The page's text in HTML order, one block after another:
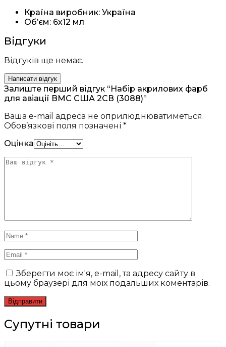
Країна виробник: Україна
Об’єм: 6х12 мл
Відгуки
Відгуків ще немає.
Написати відгук
Залиште перший відгук “Набір акрилових фарб
для авіації ВМС США 2СВ (3088)”
Ваша e-mail адреса не оприлюднюватиметься.
Обов’язкові поля позначені *
Оцінка
Зберегти моє ім'я, e-mail, та адресу сайту в
цьому браузері для моїх подальших коментарів.
Супутні товари